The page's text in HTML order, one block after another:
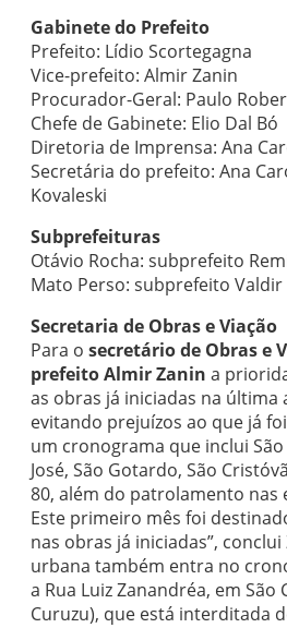
Gabinete do Prefeito
Prefeito: Lídio Scortegagna
Vice-prefeito: Almir Zanin
Procurador-Geral: Paulo
Chefe de Gabinete: Elio Dal Bó
Diretoria de Imprensa: Ana
Secretária do prefeito: Ana
Kovaleski
Subprefeituras
Otávio Rocha: subprefeito
Mato Perso: subprefeito Valdir
Secretaria de Obras e Viação
Para o secretário de Obras e
prefeito Almir Zanin a
as obras já iniciadas na última
evitando prejuízos ao que já
um cronograma que inclui
José, São Gotardo, São
80, além do patrolamento
Este primeiro mês foi
nas obras já iniciadas”, conclui
urbana também entra no
a Rua Luiz Zanandréa, em
Curuzu), que está interditada